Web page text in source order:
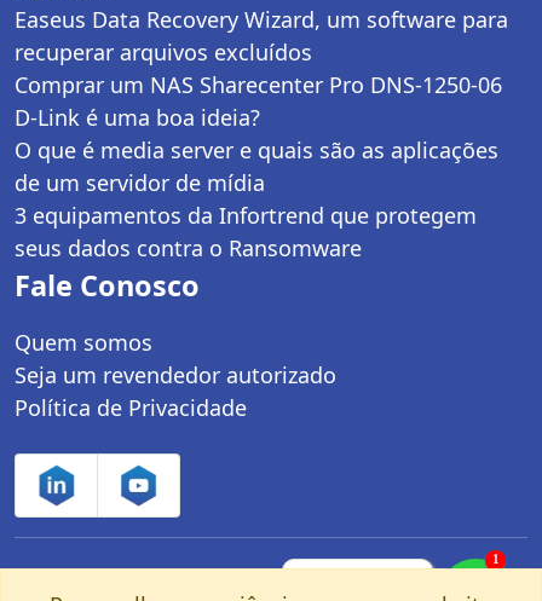
Easeus Data Recovery Wizard, um software para
recuperar arquivos excluídos
Comprar um NAS Sharecenter Pro DNS-1250-06
D-Link é uma boa ideia?
O que é media server e quais são as aplicações
de um servidor de mídia
3 equipamentos da Infortrend que protegem
seus dados contra o Ransomware
Fale Conosco
Quem somos
Seja um revendedor autorizado
Política de Privacidade
Controle Net Tecnologia LTDA | CNPJ:
1